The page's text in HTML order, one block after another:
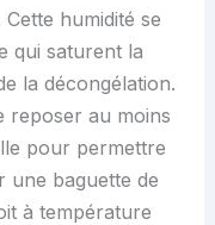
humidité se
qui saturent la
la décongélation.
reposer au moins
pour permettre
une baguette de
à température